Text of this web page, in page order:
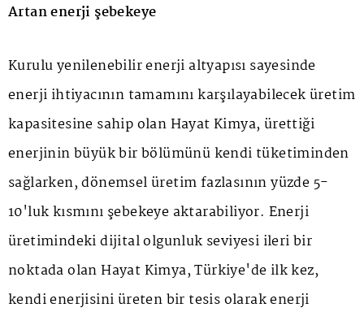
Artan enerji şebekeye
Kurulu yenilenebilir enerji altyapısı sayesinde
enerji ihtiyacının tamamını karşılayabilecek üretim
kapasitesine sahip olan Hayat Kimya, ürettiği
enerjinin büyük bir bölümünü kendi tüketiminden
sağlarken, dönemsel üretim fazlasının yüzde 5-
10'luk kısmını şebekeye aktarabiliyor. Enerji
üretimindeki dijital olgunluk seviyesi ileri bir
noktada olan Hayat Kimya, Türkiye'de ilk kez,
kendi enerjisini üreten bir tesis olarak enerji